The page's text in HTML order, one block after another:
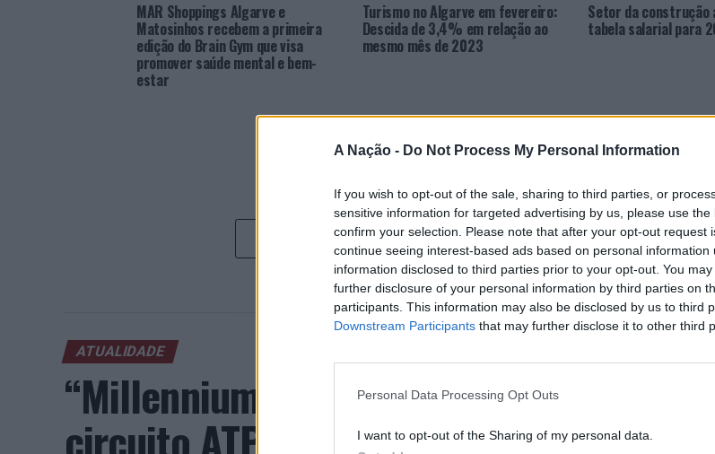
A Nação - Do Not Process My Personal Information
If you wish to opt-out of the sale, sharing to third parties, or
sensitive information for targeted advertising by us, please use
confirm your selection. Please note that after your opt-out request
continue seeing interest-based ads based on personal information
information disclosed to third parties prior to your opt-out. You
further disclosure of your personal information by third parties on
participants. This information may also be disclosed by us to third
Downstream Participants that may further disclose it to other third
Personal Data Processing Opt Outs
I want to opt-out of the Sharing of my personal data.
MAR Shoppings Algarve e
Matosinhos recebem a primeira
edição do Brain Gym que visa
promover saúde mental e bem-
estar
Turismo no Algarve em fevereiro:
Descida de 3,4% em relação ao
mesmo mês de 2023
Setor da construção
tabela salarial para
CLIQUE PARA COMENTAR
ATUALIDADE
“Millennium Estoril Open 2026”
circuito ATP com vitória do francês Luca